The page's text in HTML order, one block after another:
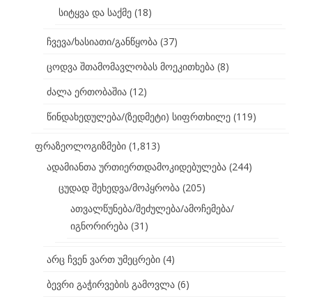
სიტყვა და საქმე (18)
ჩვევა/ხასიათი/განწყობა (37)
ცოდვა შთამომავლობას მოეკითხება (8)
ძალა ერთობაშია (12)
წინდახედულება/(ზედმეტი) სიფრთხილე (119)
ფრაზეოლოგიზმები (1,813)
ადამიანთა ურთიერთდამოკიდებულება (244)
ცუდად შეხედვა/მოპყრობა (205)
ათვალწუნება/შეძულება/ამოჩემება/
იგნორირება (31)
არც ჩვენ ვართ უმეცრები (4)
ბევრი გაჭირვების გამოვლა (6)